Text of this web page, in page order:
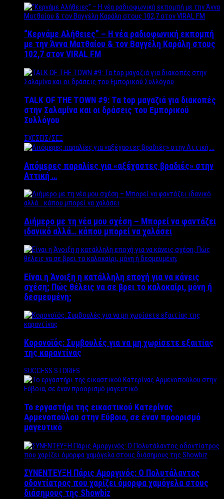
“Kερνάμε Αλήθειες” – Η νέα ραδιοφωνική εκπομπή
με την Άννα Ματθαίου & τον Βαγγέλη Καράλη στους
102,7 στον VIRAL FM
TALK OF THE TOWN #9: Τα top μαγαζιά για διακοπές
στην Σαλαμίνα και οι δράσεις του Εμπορικού
Συλλόγου
ΣΧΕΣΕΙΣ/ΣΕΞ
Απόμερες παραλίες για «αξέχαστες βραδιές» στην
Αττική …
Διήμερο με τη νέα μου σχέση – Μπορεί να φαντάζει
ιδανικό αλλά… κάπου μπορεί να χαλάσει
Είναι η Άνοιξη η κατάλληλη εποχή για να κάνεις
σχέση; Πώς θέλεις να σε βρει το καλοκαίρι, μόνη ή
δεσμευμένη;
Κορονοϊός: Συμβουλές για να μη χωρίσετε εξαιτίας
της καραντίνας
SUCCESS STORIES
Το εργαστήρι της εικαστικού Κατερίνας
Αρμενοπούλου στην Εύβοια, σε έναν προορισμό
μαγευτικό
ΣΥΝΕΝΤΕΥΞΗ Πάρις Αμοργινός: O Πολυτάλαντος
οδοντίατρος που χαρίζει όμορφα χαμόγελα στους
διάσημους της Showbiz